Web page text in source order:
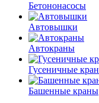
Бетононасосы
Автовышки
Автокраны
Гусеничные
Башенные краны